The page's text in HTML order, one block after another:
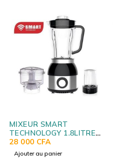
MIXEUR SMART
TECHNOLOGY 1.8LITRES
MULTIFONCTIONS STPE-
8032P
28 000 CFA
Ajouter au panier